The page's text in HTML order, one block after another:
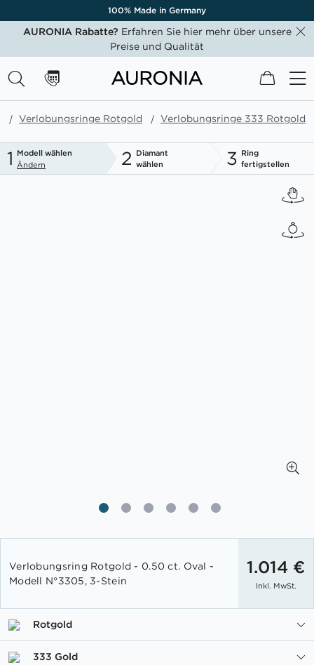
100% Made in Germany
AURONIA Rabatte? Erfahren Sie hier mehr über unsere
Preise und Qualität
Mein
Verlobungsringe Rotgold Verlobungsringe 333 Rotgold
1 Modell wählen
Ändern
2 Diamant
wählen
3 Ring
fertigstellen
Anfang
der
Bildgalerie
Verlobungsring Rotgold - 0.50 ct. Oval -
Modell N°3305, 3-Stein
1.014 €
Inkl. MwSt.
Rotgold
333 Gold